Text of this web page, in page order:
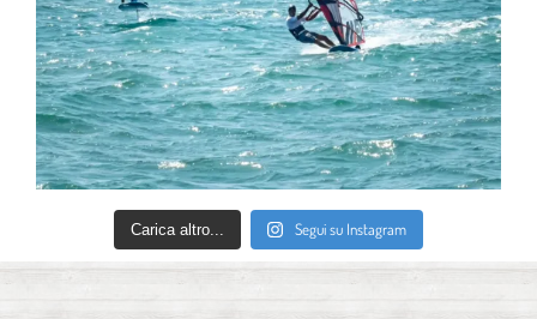
Carica altro... Segui su Instagram